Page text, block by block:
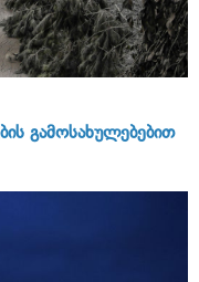
გამოსახულებებით